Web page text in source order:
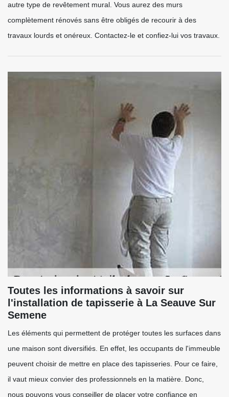
autre type de revêtement mural. Vous aurez des murs
complètement rénovés sans être obligés de recourir à des
travaux lourds et onéreux. Contactez-le et confiez-lui vos travaux.
Toutes les informations à savoir sur
l'installation de tapisserie à La Seauve Sur
Semene
Les éléments qui permettent de protéger toutes les surfaces dans
une maison sont diversifiés. En effet, les occupants de l'immeuble
peuvent choisir de mettre en place des tapisseries. Pour ce faire,
il vaut mieux convier des professionnels en la matière. Donc,
nous pouvons vous conseiller de placer votre confiance en